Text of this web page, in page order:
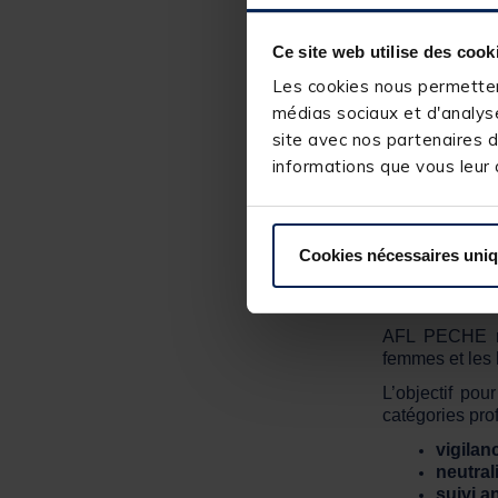
Ce site web utilise des
Les cookies nous
médias sociaux et
site avec nos partenaires
informations que vous
Cookies nécessaires
L’indicateur
En revanche,
référence
d’amélioration.
avec 3
possible en
AFL PECHE
femmes et les
L’objectif
catégories
suivi